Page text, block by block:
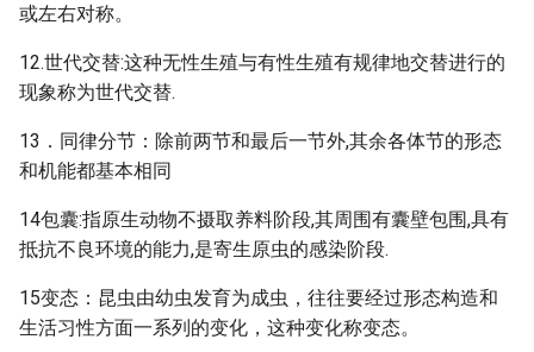
或左右对称。
12.世代交替:这种无性生殖与有性生殖有规律地交替进行的
现象称为世代交替.
13．同律分节：除前两节和最后一节外,其余各体节的形态
和机能都基本相同
14包囊:指原生动物不摄取养料阶段,其周围有囊壁包围,具有
抵抗不良环境的能力,是寄生原虫的感染阶段.
15变态：昆虫由幼虫发育为成虫，往往要经过形态构造和
生活习性方面一系列的变化，这种变化称变态。